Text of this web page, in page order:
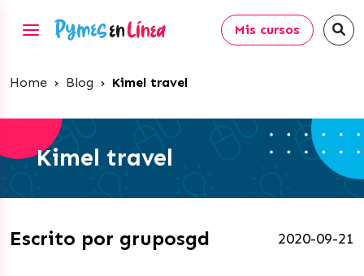
Mis cursos
Home › Blog › Kimel travel
Kimel travel
Escrito por gruposgd 2020-09-21